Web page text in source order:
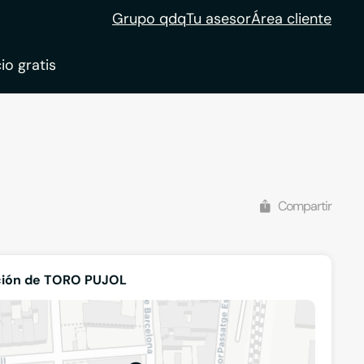
Grupo qdqTu asesorÁrea cliente
gratis
Compartir
de TORO PUJOL